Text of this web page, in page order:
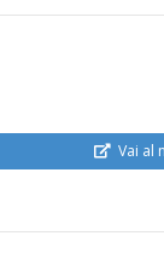
Vai al